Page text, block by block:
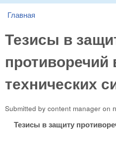
You are here
Главная
Тезисы в
противоречий
технических
Submitted by content manager on
Тезисы в защиту